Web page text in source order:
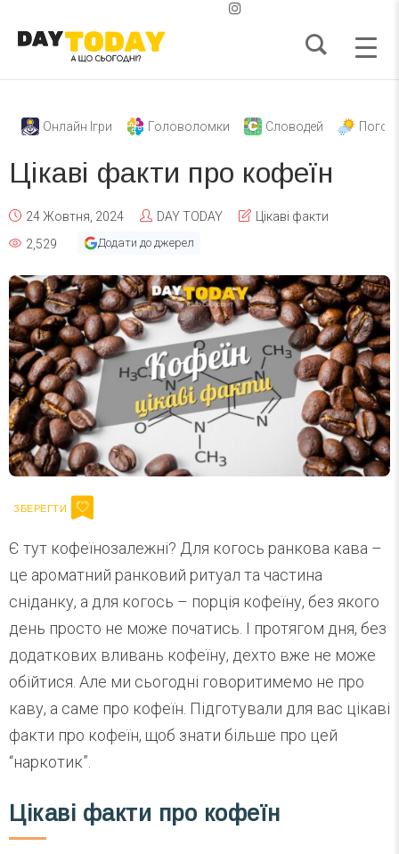
Онлайн Ігри Головоломки Словодей
Цікаві факти про кофеїн
24 Жовтня, 2024 DAY TODAY
Цікаві факти
2,529
Додати до джерел
Є тут кофеїнозалежні? Для когось ранкова кава –
це ароматний ранковий ритуал та частина
сніданку, а для когось – порція кофеїну, без якого
день просто не може початись. І протягом дня, без
додаткових вливань кофеїну, дехто вже не може
обійтися. Але ми сьогодні говоритимемо не про
каву, а саме про кофеїн. Підготували для вас цікаві
факти про кофеїн, щоб знати більше про цей
“наркотик”.
Цікаві факти про кофеїн